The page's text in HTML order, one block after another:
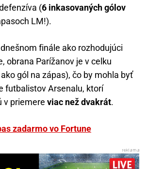
(6 inkasovaných gólov
LM!).
finále ako rozhodujúci
obrana Parížanov je v celku
gól na zápas), čo by mohla byť
futbalistov Arsenalu, ktorí
v priemere viac než dvakrát.
zadarmo vo Fortune